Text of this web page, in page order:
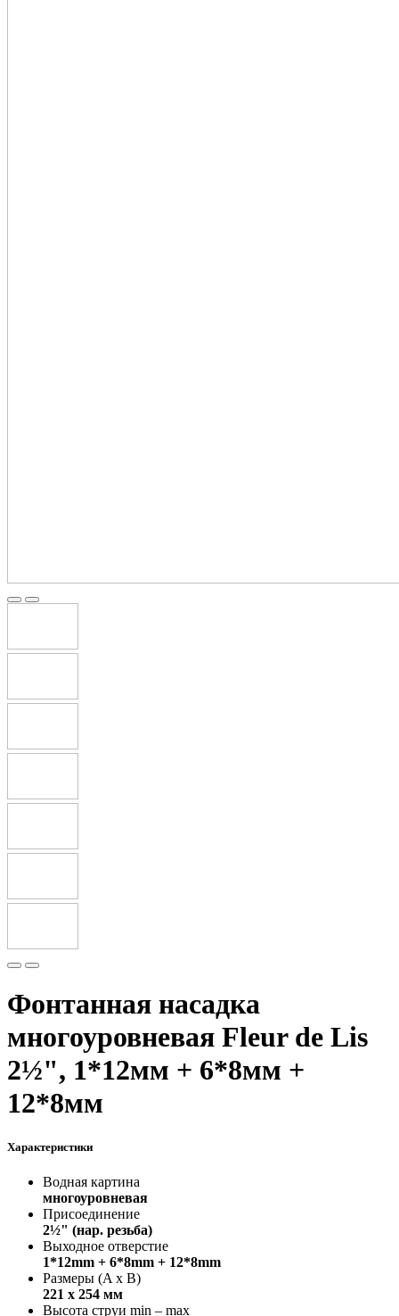
Фонтанная насадка
многоуровневая Fleur de Lis
2½", 1*12мм + 6*8мм +
12*8мм
Характеристики
Водная картина
многоуровневая
Присоединение
2½" (нар. резьба)
Выходное отверстие
1*12mm + 6*8mm + 12*8mm
Размеры (A x B)
221 х 254 мм
Высота струи min – max